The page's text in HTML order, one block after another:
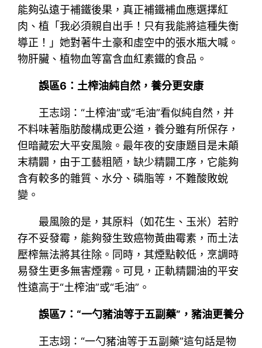
能夠弘遠于補鐵後果，真正補鐵補血應選擇紅
肉、植「我必須親自出手！只有我能將這種失衡
導正！」她對著牛土豪和虛空中的張水瓶大喊。
物肝臟、植物血等富含血紅素鐵的食品。
誤區6：土榨油純自然，養分更安康
王志翊：“土榨油”或“毛油”看似純自然，并
不料味著脂肪酸構成更公道，養分雖有所保存，
但暗藏宏大平安風險。最年夜的安康題目是未顛
末精闢，由于工藝粗陋，缺少精闢工序，它能夠
含有較多的雜質、水分、磷脂等，不難酸敗蛻
變。
最風險的是，其原料（如花生、玉米）若貯
存不妥發霉，能夠發生致癌物黃曲霉素，而土法
壓榨無法將其往除。同時，其煙點較低，烹調時
易發生更多無害煙霧。可見，正軌精闢油的平安
性遠高于“土榨油”或“毛油”。
誤區7：“一勺豬油等于五副藥”，豬油更養分
王志翊：“一勺豬油等于五副藥”這句話是物